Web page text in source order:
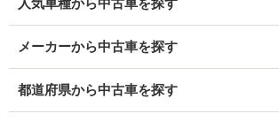
メーカーから中古車を探す
都道府県から中古車を探す